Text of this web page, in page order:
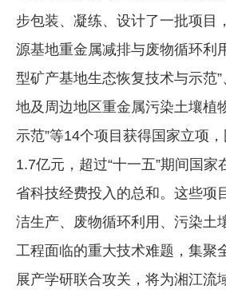
步包装、凝练、设计了一批项目
源基地重金属减排与废物循环利
型矿产基地生态恢复技术与示范
地及周边地区重金属污染土壤植
示范”等14个项目获得国家立项
1.7亿元，超过“十一五”期间国家
省科技经费投入的总和。这些项
洁生产、废物循环利用、污染土
工程面临的重大技术难题，集聚
展产学研联合攻关，将为湘江流